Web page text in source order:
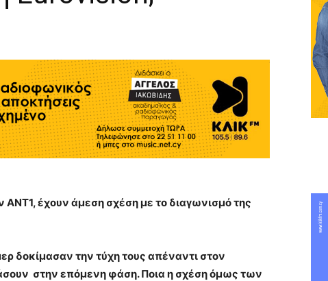
ΑΝΤ1, έχουν άμεση σχέση με το διαγωνισμό της
δοκίμασαν την τύχη τους απέναντι στον
στην επόμενη φάση. Ποια η σχέση όμως των